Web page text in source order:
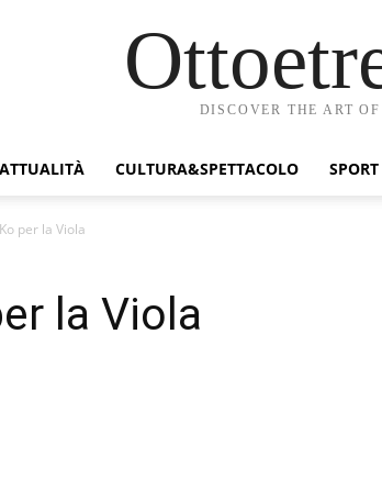
DISCOVER THE ART
ATTUALITÀ CULTURA&SPETTACOLO SPORT
per la Viola
la Viola